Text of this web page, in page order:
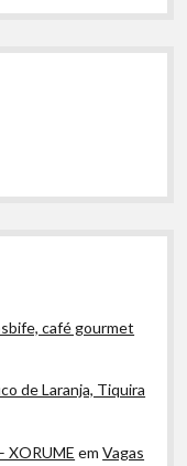
café gourmet
de Laranja, Tiquira
XORUME emVagas